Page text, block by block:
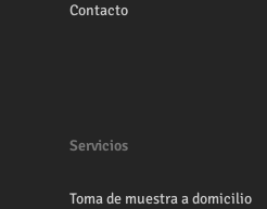
Contacto
Servicios
Toma de muestra a domicilio